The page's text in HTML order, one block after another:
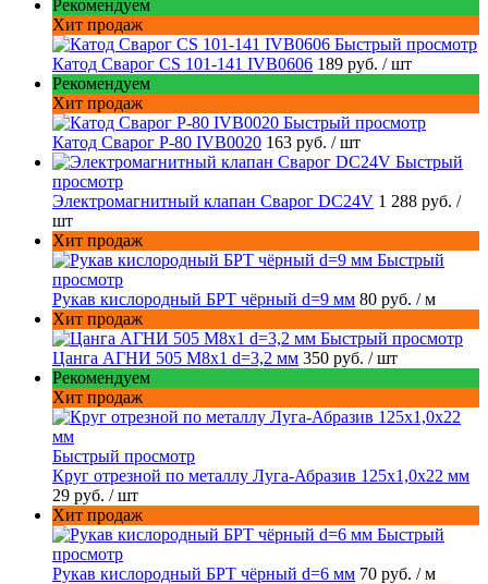
Рекомендуем
Хит продаж
Быстрый просмотр
Катод Сварог CS 101-141 IVB0606 189 руб. / шт
Рекомендуем
Хит продаж
Быстрый просмотр
Катод Сварог P-80 IVB0020 163 руб. / шт
Быстрый
просмотр
Электромагнитный клапан Сварог DC24V 1 288 руб. /
шт
Хит продаж
Быстрый
просмотр
Рукав кислородный БРТ чёрный d=9 мм 80 руб. / м
Хит продаж
Быстрый просмотр
Цанга АГНИ 505 М8х1 d=3,2 мм 350 руб. / шт
Рекомендуем
Хит продаж
Быстрый просмотр
Круг отрезной по металлу Луга-Абразив 125x1,0x22 мм
29 руб. / шт
Хит продаж
Быстрый
просмотр
Рукав кислородный БРТ чёрный d=6 мм 70 руб. / м